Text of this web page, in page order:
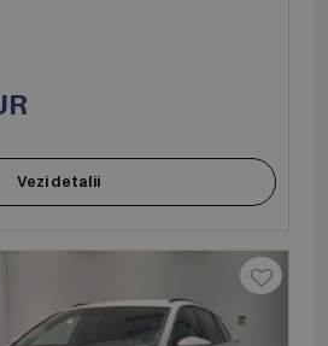
Vezi detalii